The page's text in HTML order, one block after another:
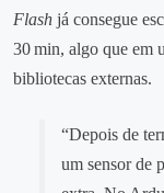
Flash já consegue
30 min, algo que em
bibliotecas externas.
“Depois de
um sensor de